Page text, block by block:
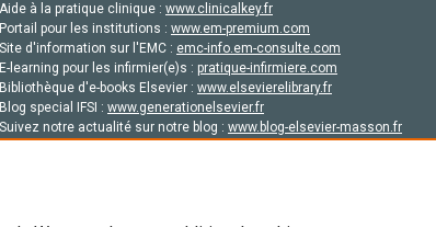
Aide à la pratique clinique : www.clinicalkey.fr
Portail pour les institutions : www.em-premium.com
Site d'information sur l'EMC : emc-info.em-consulte.com
E-learning pour les infirmier(e)s : pratique-infirmiere.com
Bibliothèque d'e-books Elsevier : www.elsevierelibrary.fr
Blog special IFSI : www.generationelsevier.fr
Suivez notre actualité sur notre blog : www.blog-elsevier-masson.fr